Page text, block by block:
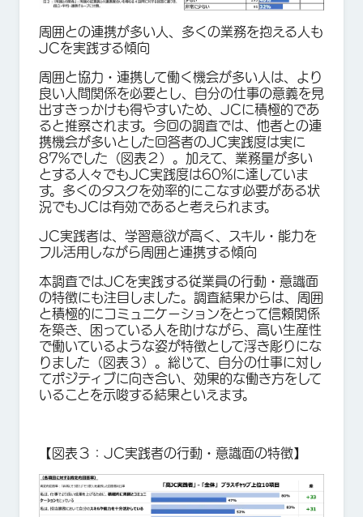
周囲との連携が多い人、多くの業務を抱える人も
JCを実践する傾向
周囲と協力・連携して働く機会が多い人は、より
良い人間関係を必要とし、自分の仕事の意義を見
出すきっかけも得やすいため、JCに積極的であ
ると推察されます。今回の調査では、他者との連
携機会が多いとした回答者のJC実践度は実に
87%でした（図表２）。加えて、業務量が多い
とする人々でもJC実践度は60%に達していま
す。多くのタスクを効率的にこなす必要がある状
況でもJCは有効であると考えられます。
JC実践者は、学習意欲が高く、スキル・能力を
フル活用しながら周囲と連携する傾向
本調査ではJCを実践する従業員の行動・意識面
の特徴にも注目しました。調査結果からは、周囲
と積極的にコミュニケーションをとって信頼関係
を築き、困っている人を助けながら、高い生産性
で働いているような姿が特徴として浮き彫りにな
りました（図表３）。総じて、自分の仕事に対し
てポジティブに向き合い、効果的な働き方をして
いることを示唆する結果といえます。
【図表３：JC実践者の行動・意識面の特徴】